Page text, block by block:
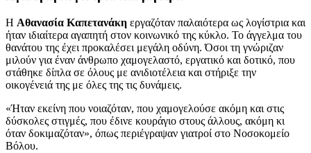
Η Αθανασία Καπετανάκη εργαζόταν παλαιότερα ως λογίστρια και
ήταν ιδιαίτερα αγαπητή στον κοινωνικό της κύκλο. Το άγγελμα του
θανάτου της έχει προκαλέσει μεγάλη οδύνη. Όσοι τη γνώριζαν
μιλούν για έναν άνθρωπο χαμογελαστό, εργατικό και δοτικό, που
στάθηκε δίπλα σε όλους με ανιδιοτέλεια και στήριξε την
οικογένειά της με όλες της τις δυνάμεις.
«Ήταν εκείνη που νοιαζόταν, που χαμογελούσε ακόμη και στις
δύσκολες στιγμές, που έδινε κουράγιο στους άλλους, ακόμη κι
όταν δοκιμαζόταν», όπως περιέγραψαν γιατροί στο Νοσοκομείο
Βόλου.